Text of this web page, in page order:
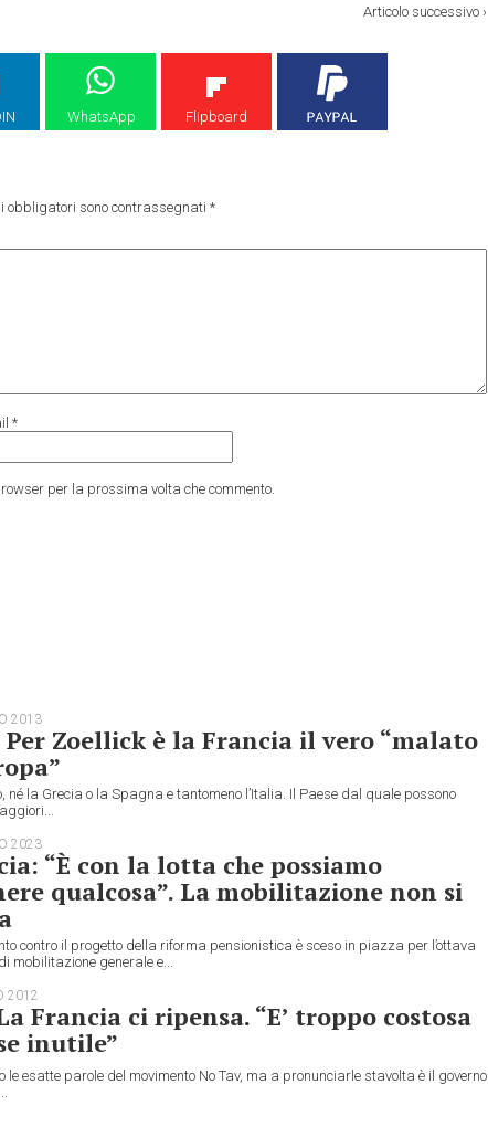
Articolo successivo ›
WhatsApp Flipboard
obbligatori sono contrassegnati *
*
per la prossima volta che commento.
2013
Per Zoellick è la Francia il vero “malato
né la Grecia o la Spagna e tantomeno l’Italia. Il Paese dal quale possono
2023
“È con la lotta che possiamo
qualcosa”. La mobilitazione non si
contro il progetto della riforma pensionistica è sceso in piazza per l’ottava
mobilitazione generale e...
2012
Francia ci ripensa. “E’ troppo costosa
inutile”
le esatte parole del movimento No Tav, ma a pronunciarle stavolta è il governo